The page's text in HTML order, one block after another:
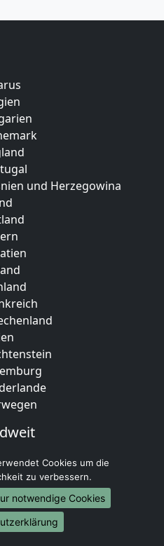
und Herzegowina
am Main
Cookies um die
zu verbessern.
notwendige Cookies